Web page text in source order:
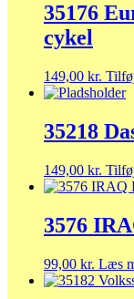
35176
cykel
149,00 kr.
35218
149,00 kr.
3576
99,00 kr. Læs